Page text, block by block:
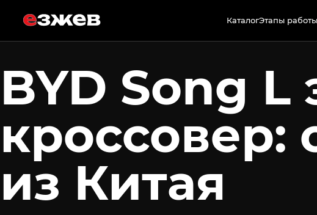
КаталогЭтапы работы
23 июня 2026 г.
BYD Song L
кроссовер:
из Китая